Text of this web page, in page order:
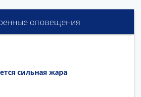
оповещения
сильная жара